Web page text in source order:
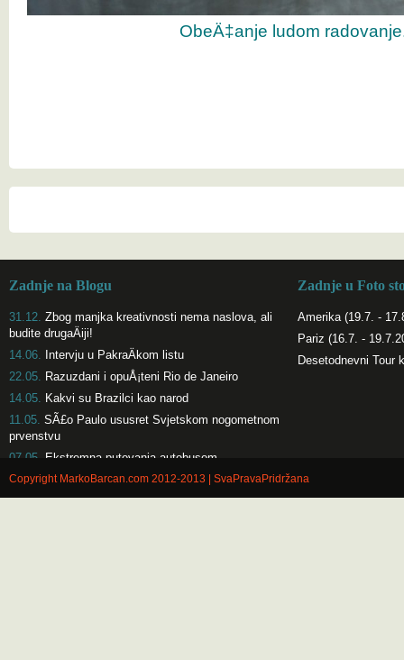
ObeÄ‡anje ludom
Zadnje na Blogu
31.12. Zbog manjka kreativnosti nema naslova, ali
budite drugaÄiji!
14.06. Intervju u PakraÄkom listu
22.05. Razuzdani i opuÅ¡teni Rio de Janeiro
14.05. Kakvi su Brazilci kao narod
11.05. SÃ£o Paulo ususret Svjetskom nogometnom
prvenstvu
07.05. Ekstremna putovanja autobusom
Zadnje u Foto
Amerika (19.7. -
Pariz (16.7. -
Desetodnevni Tour
Copyright MarkoBarcan.com 2012-2013 | SvaPravaPridržana